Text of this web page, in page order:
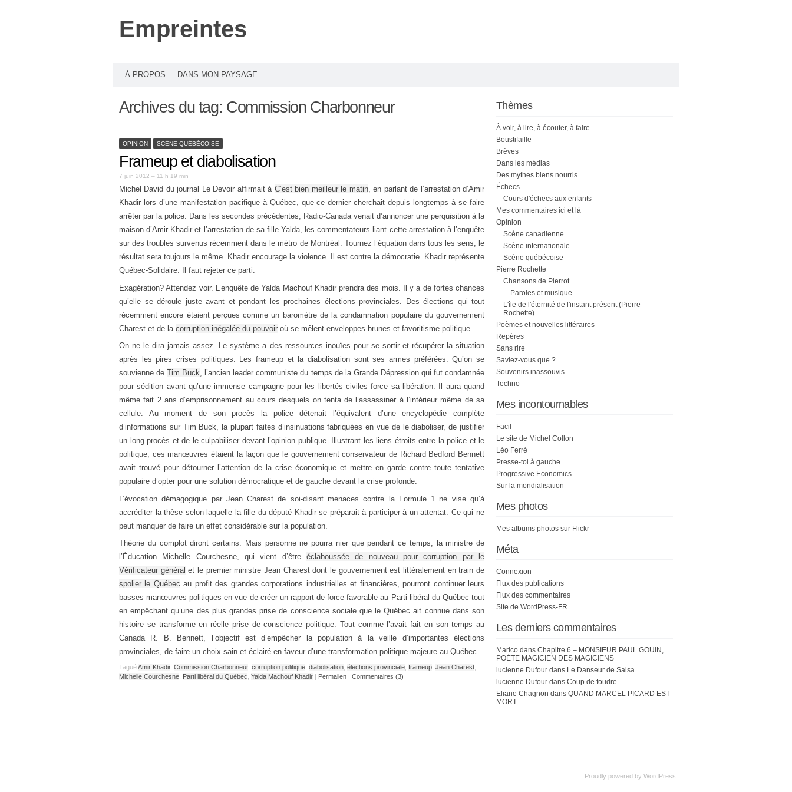
Empreintes
À PROPOS DANS MON PAYSAGE
Archives du tag: Commission Charbonneur
OPINION SCÈNE QUÉBÉCOISE
Frameup et diabolisation
7 juin 2012 – 11 h 19 min
Michel David du journal Le Devoir affirmait à C’est bien meilleur le matin, en parlant de l’arrestation d’Amir
Khadir lors d’une manifestation pacifique à Québec, que ce dernier cherchait depuis longtemps à se faire
arrêter par la police. Dans les secondes précédentes, Radio-Canada venait d’annoncer une perquisition à la
maison d’Amir Khadir et l’arrestation de sa fille Yalda, les commentateurs liant cette arrestation à l’enquête
sur des troubles survenus récemment dans le métro de Montréal. Tournez l’équation dans tous les sens, le
résultat sera toujours le même. Khadir encourage la violence. Il est contre la démocratie. Khadir représente
Québec-Solidaire. Il faut rejeter ce parti.
Exagération? Attendez voir. L’enquête de Yalda Machouf Khadir prendra des mois. Il y a de fortes chances
qu’elle se déroule juste avant et pendant les prochaines élections provinciales. Des élections qui tout
récemment encore étaient perçues comme un baromètre de la condamnation populaire du gouvernement
Charest et de la corruption inégalée du pouvoir où se mêlent enveloppes brunes et favoritisme politique.
On ne le dira jamais assez. Le système a des ressources inouïes pour se sortir et récupérer la situation
après les pires crises politiques. Les frameup et la diabolisation sont ses armes préférées. Qu’on se
souvienne deTim Buck, l’ancien leader communiste du temps de la Grande Dépression qui fut condamnée
pour sédition avant qu’une immense campagne pour les libertés civiles force sa libération. Il aura quand
même fait 2 ans d’emprisonnement au cours desquels on tenta de l’assassiner à l’intérieur même de sa
cellule. Au moment de son procès la police détenait l’équivalent d’une encyclopédie complète
d’informations sur Tim Buck, la plupart faites d’insinuations fabriquées en vue de le diaboliser, de justifier
un long procès et de le culpabiliser devant l’opinion publique. Illustrant les liens étroits entre la police et le
politique, ces manœuvres étaient la façon que le gouvernement conservateur de Richard Bedford Bennett
avait trouvé pour détourner l’attention de la crise économique et mettre en garde contre toute tentative
populaire d’opter pour une solution démocratique et de gauche devant la crise profonde.
L’évocation démagogique par Jean Charest de soi-disant menaces contre la Formule 1 ne vise qu’à
accréditer la thèse selon laquelle la fille du député Khadir se préparait à participer à un attentat. Ce qui ne
peut manquer de faire un effet considérable sur la population.
Théorie du complot diront certains. Mais personne ne pourra nier que pendant ce temps, la ministre de
l’Éducation Michelle Courchesne, qui vient d’être éclaboussée de nouveau pour corruption par le
Vérificateur général et le premier ministre Jean Charest dont le gouvernement est littéralement en train de
spolier le Québec au profit des grandes corporations industrielles et financières, pourront continuer leurs
basses manœuvres politiques en vue de créer un rapport de force favorable au Parti libéral du Québec tout
en empêchant qu’une des plus grandes prise de conscience sociale que le Québec ait connue dans son
histoire se transforme en réelle prise de conscience politique. Tout comme l’avait fait en son temps au
Canada R. B. Bennett, l’objectif est d’empêcher la population à la veille d’importantes élections
provinciales, de faire un choix sain et éclairé en faveur d’une transformation politique majeure au Québec.
TaguéAmir Khadir, Commission Charbonneur, corruption politique diabolisation élections provinciale frameup Jean Charest
Michelle Courchesne Parti libéral du Québec Yalda Machouf Khadir | Permalien | Commentaires (3)
Thèmes
À voir, à lire, à écouter, à faire…
Boustifaille
Brèves
Dans les médias
Des mythes biens nourris
Échecs
Cours d'échecs aux enfants
Mes commentaires ici et là
Opinion
Scène canadienne
Scène internationale
Scène québécoise
Pierre Rochette
Chansons de Pierrot
Paroles et musique
L'île de l'éternité de l'instant présent (Pierre
Rochette)
Poèmes et nouvelles littéraires
Repères
Sans rire
Saviez-vous que ?
Souvenirs inassouvis
Techno
Mes incontournables
Facil
Le site de Michel Collon
Léo Ferré
Presse-toi à gauche
Progressive Economics
Sur la mondialisation
Mes photos
Mes albums photos sur Flickr
Méta
Connexion
Flux des publications
Flux des commentaires
Site de WordPress-FR
Les derniers commentaires
Marico dans Chapitre 6 – MONSIEUR PAUL GOUIN,
POÈTE MAGICIEN DES MAGICIENS
lucienne Dufour dans Le Danseur de Salsa
lucienne Dufour dans Coup de foudre
Eliane Chagnon dans QUAND MARCEL PICARD EST
MORT
Proudly powered by WordPress